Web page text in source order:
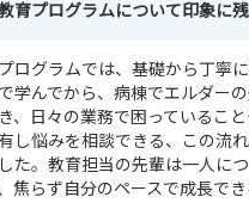
育プログラムについて印象に
ログラムでは、基礎から丁寧
学んでから、病棟でエルダー
、日々の業務で困っているこ
し悩みを相談できる、この流
た。教育担当の先輩は一人に
焦らず自分のペースで成長で